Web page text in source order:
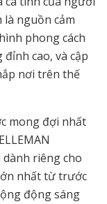
là nguồn cảm
phong cách
cao, và cập
nơi trên thế
mong đợi nhất
dành riêng cho
nhất từ trước
động sáng